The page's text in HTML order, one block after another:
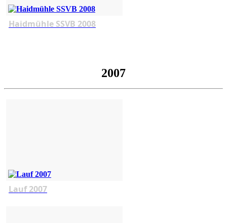
Haidmühle SSVB 2008
2007
Lauf 2007